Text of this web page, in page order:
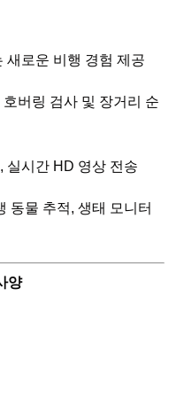
새로운 비행 경험 제공
호버링 검사 및 장거리 순
실시간 HD 영상 전송
동물 추적, 생태 모니터
양